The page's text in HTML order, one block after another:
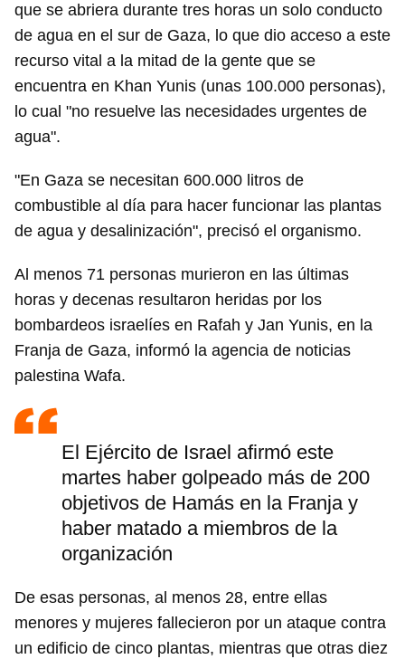
Guardar como favorito
iniciar sesión con tu cuenta de 14ymedio.
INICIAR SESIÓN
que se abriera durante tres horas un solo conducto
de agua en el sur de Gaza, lo que dio acceso a este
recurso vital a la mitad de la gente que se
encuentra en Khan Yunis (unas 100.000 personas),
lo cual "no resuelve las necesidades urgentes de
agua".
"En Gaza se necesitan 600.000 litros de
combustible al día para hacer funcionar las plantas
de agua y desalinización", precisó el organismo.
Al menos 71 personas murieron en las últimas
horas y decenas resultaron heridas por los
bombardeos israelíes en Rafah y Jan Yunis, en la
Franja de Gaza, informó la agencia de noticias
palestina Wafa.
El Ejército de Israel afirmó este
martes haber golpeado más de 200
objetivos de Hamás en la Franja y
haber matado a miembros de la
organización
De esas personas, al menos 28, entre ellas
menores y mujeres fallecieron por un ataque contra
un edificio de cinco plantas, mientras que otras diez